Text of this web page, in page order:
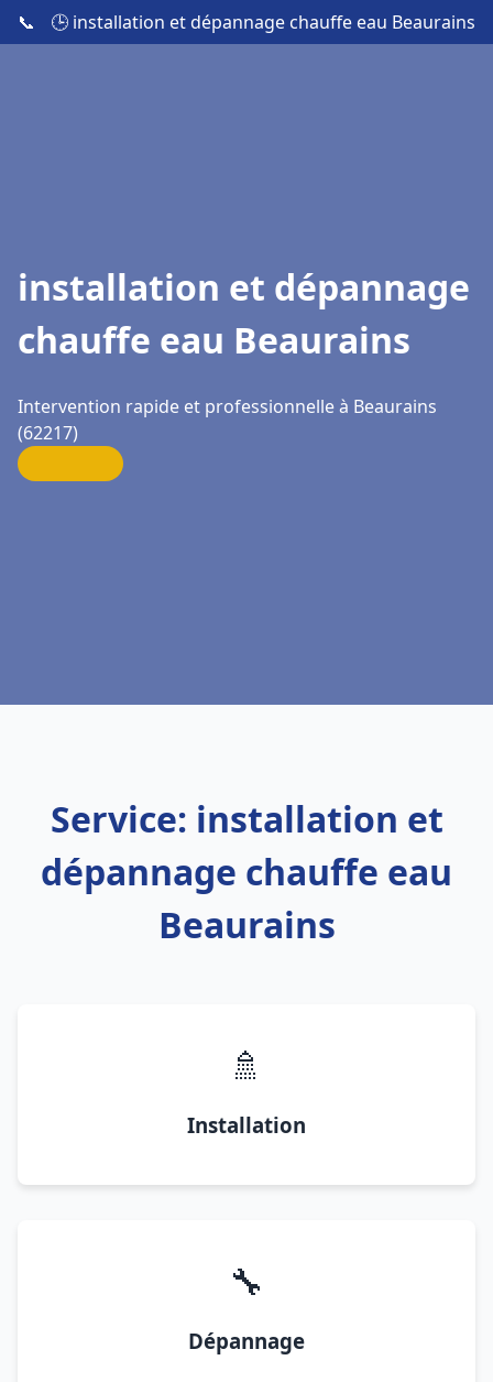
📞 🕒 installation et dépannage chauffe eau Beaurains
installation et dépannage
chauffe eau Beaurains
Intervention rapide et professionnelle à Beaurains
(62217)
Service: installation et
dépannage chauffe eau
Beaurains
🚿
Installation
🔧
Dépannage